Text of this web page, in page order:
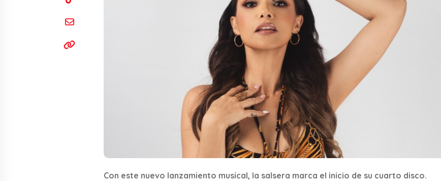
Con este nuevo lanzamiento musical, la salsera marca el inicio de su cuarto disco.